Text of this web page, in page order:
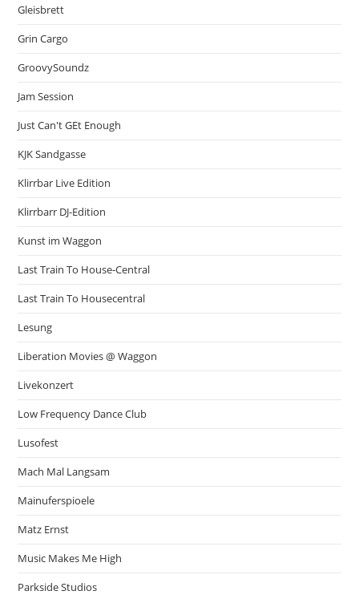
Gleisbrett
Grin Cargo
GroovySoundz
Jam Session
Just Can't GEt Enough
KJK Sandgasse
Klirrbar Live Edition
Klirrbarr DJ-Edition
Kunst im Waggon
Last Train To House-Central
Last Train To Housecentral
Lesung
Liberation Movies @ Waggon
Livekonzert
Low Frequency Dance Club
Lusofest
Mach Mal Langsam
Mainuferspioele
Matz Ernst
Music Makes Me High
Parkside Studios